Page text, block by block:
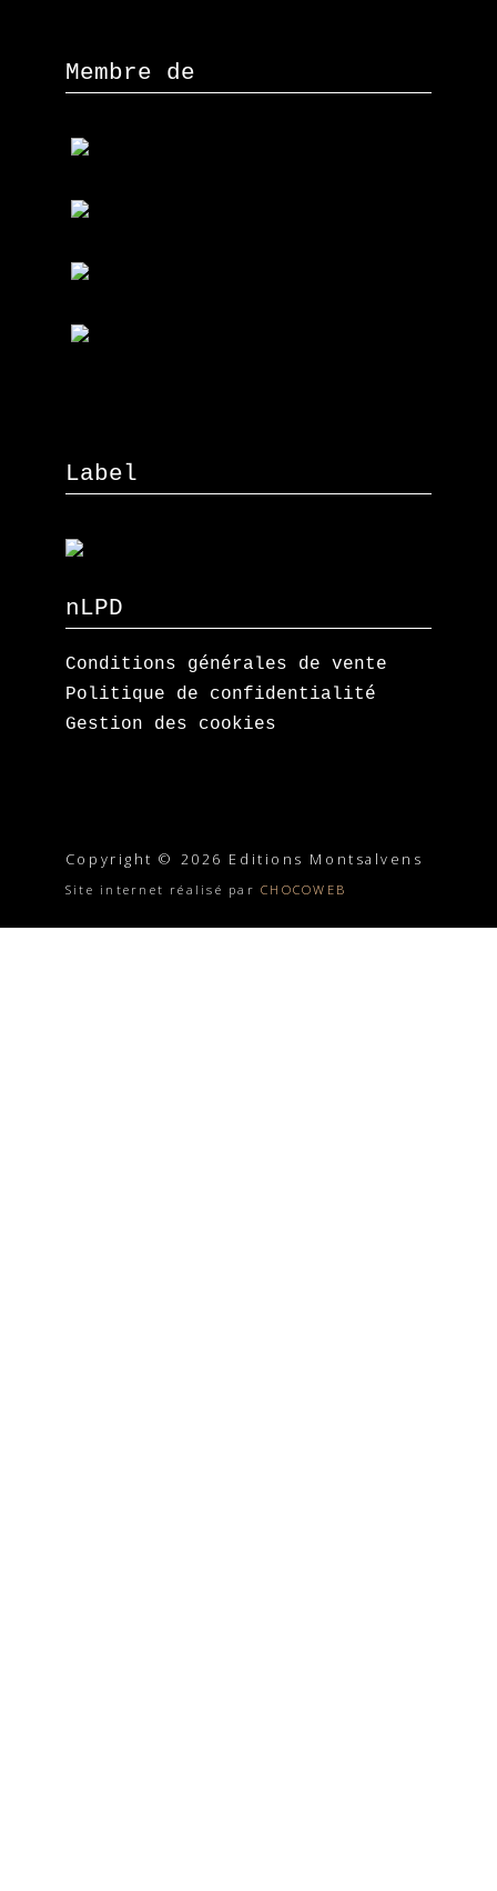
Membre de
Label
nLPD
Conditions générales de vente
Politique de confidentialité
Gestion des cookies
Copyright © 2026 Editions Montsalvens
Site internet réalisé parCHOCOWEB